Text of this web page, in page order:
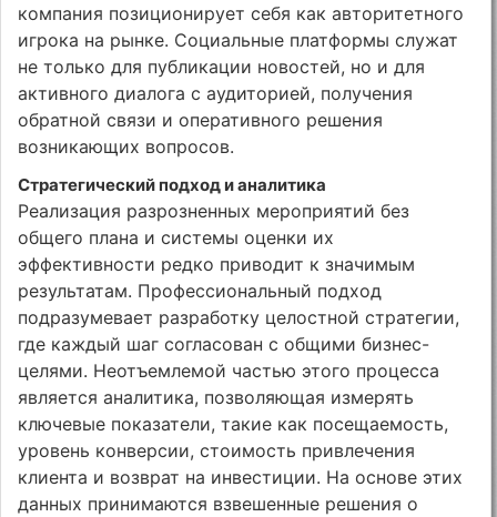
компания позиционирует себя как авторитетного
игрока на рынке. Социальные платформы служат
не только для публикации новостей, но и для
активного диалога с аудиторией, получения
обратной связи и оперативного решения
возникающих вопросов.
Стратегический подход и аналитика
Реализация разрозненных мероприятий без
общего плана и системы оценки их
эффективности редко приводит к значимым
результатам. Профессиональный подход
подразумевает разработку целостной стратегии,
где каждый шаг согласован с общими бизнес-
целями. Неотъемлемой частью этого процесса
является аналитика, позволяющая измерять
ключевые показатели, такие как посещаемость,
уровень конверсии, стоимость привлечения
клиента и возврат на инвестиции. На основе этих
данных принимаются взвешенные решения о